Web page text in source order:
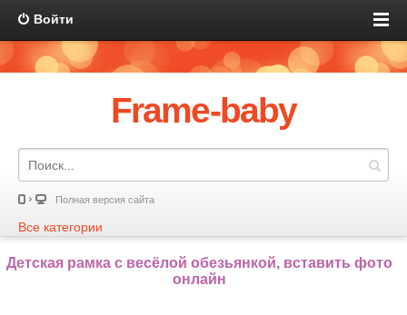
Войти
Frame-baby
Полная версия сайта
Все категории
Детская рамка с весёлой обезьянкой, вставить фото
онлайн